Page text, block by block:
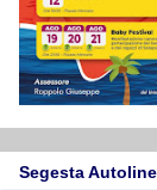
Segesta